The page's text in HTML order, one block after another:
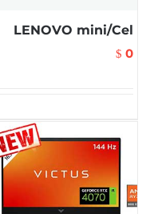
LENOVO mini/Cel
$ 0